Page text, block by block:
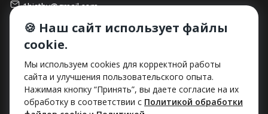
1histby@gmail.com
+375 (29) 182-90-00
г. Минск, ул. Макаенка, д. 12Е, пом. 282
Способы оплаты
🍪 Наш сайт использует файлы
cookie.
Мы используем cookies для корректной работы
сайта и улучшения пользовательского опыта.
Нажимая кнопку “Принять”, вы даете согласие на их
обработку в соответствии с Политикой обработки